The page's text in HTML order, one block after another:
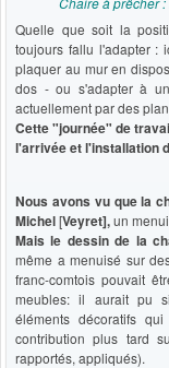
Quelle que soit la
toujours fallu l'adapter :
plaquer au mur en
dos - ou s'adapter à
actuellement par des
Cette "journée" de
l'arrivée et l'installation
Nous avons vu que la
Michel[Veyret],un
Mais le dessin de la
même a menuisé sur
franc-comtois pouvait
meubles: il aurait pu
éléments décoratifs
contribution plus tard
rapportés, appliqués).